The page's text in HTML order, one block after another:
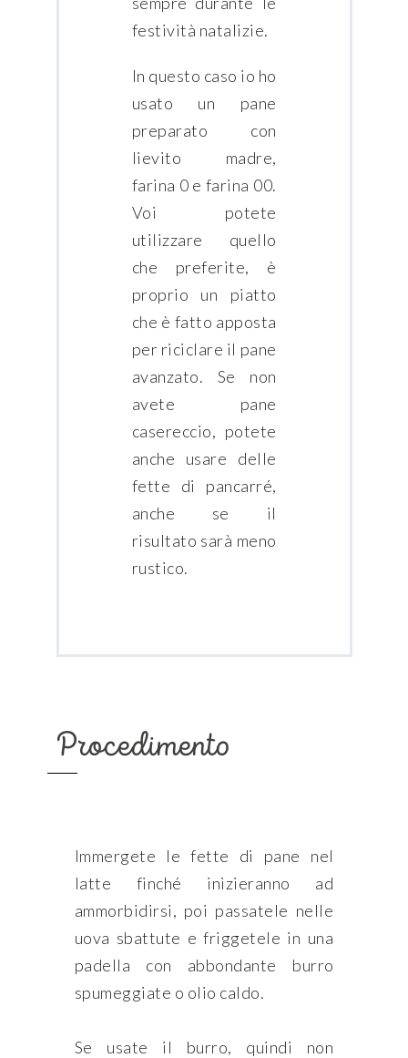
festività natalizie.
In questo caso io ho
usato un pane
preparato con
lievito madre,
farina 0 e farina 00.
Voi potete
utilizzare quello
che preferite, è
proprio un piatto
che è fatto apposta
per riciclare il pane
avanzato. Se non
avete pane
casereccio, potete
anche usare delle
fette di pancarré,
anche se il
risultato sarà meno
rustico.
Procedimento
Immergete le fette di pane nel
latte finché inizieranno ad
ammorbidirsi, poi passatele nelle
uova sbattute e friggetele in una
padella con abbondante burro
spumeggiate o olio caldo.
Se usate il burro, quindi non